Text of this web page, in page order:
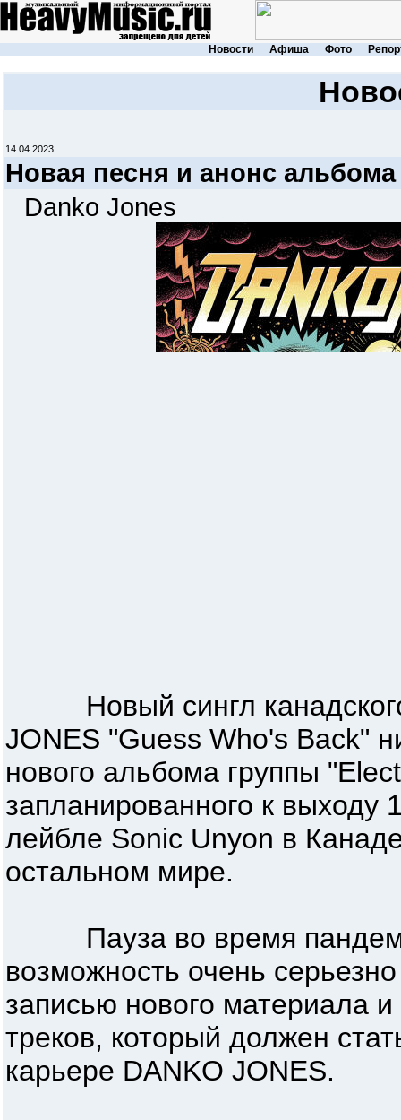
Новости Афиша Фото
14.04.2023
Новая песня и анонс альбома
Danko Jones
Новый сингл канадского
JONES "Guess Who's Back"
нового альбома группы
запланированного к выходу
лейбле Sonic Unyon в
остальном мире.
Пауза во время
возможность очень
записью нового материала
треков, который должен
карьере DANKO JONES.